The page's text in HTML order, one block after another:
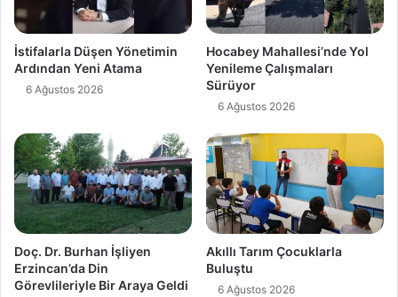
İstifalarla Düşen Yönetimin
Ardından Yeni Atama
6 Ağustos 2026
Hocabey Mahallesi’nde Yol
Yenileme Çalışmaları
Sürüyor
6 Ağustos 2026
Doç. Dr. Burhan İşliyen
Erzincan’da Din
Görevlileriyle Bir Araya Geldi
Akıllı Tarım Çocuklarla
Buluştu
6 Ağustos 2026